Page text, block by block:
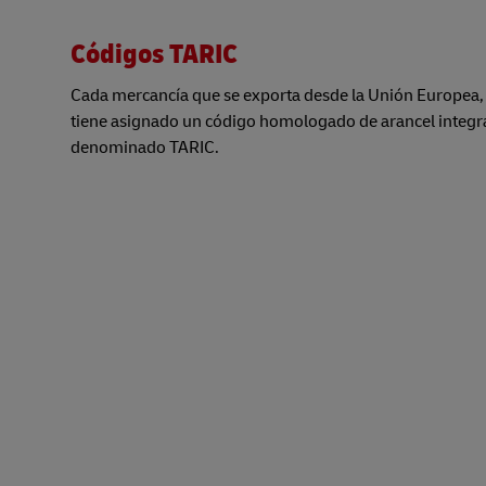
Códigos TARIC
Cada mercancía que se exporta desde la Unión Europea,
tiene asignado un código homologado de arancel
denominado TARIC.